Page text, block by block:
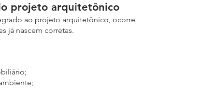
projeto arquitetônico
ao projeto arquitetônico, ocorre
já nascem corretas.